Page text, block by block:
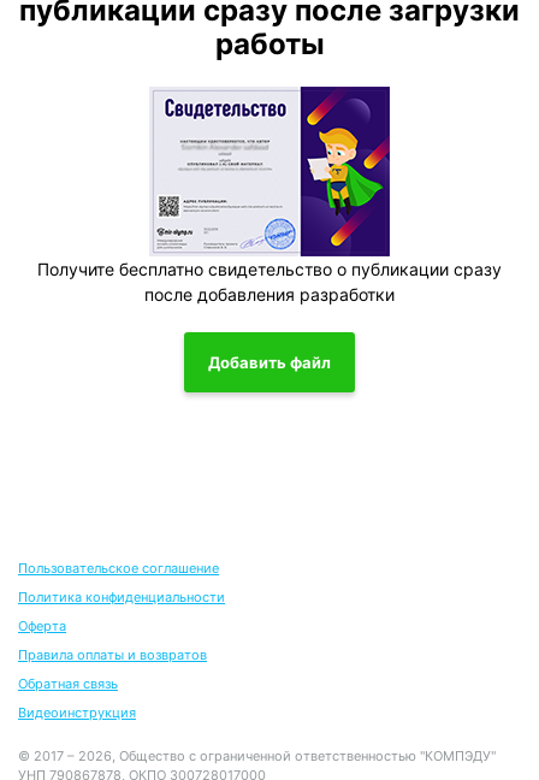
публикации сразу после загрузки
работы
Получите бесплатно свидетельство о публикации сразу
после добавления разработки
Добавить файл
Пользовательское соглашение
Политика конфиденциальности
Оферта
Правила оплаты и возвратов
Обратная связь
Видеоинструкция
© 2017 – 2026, Общество с ограниченной ответственностью "КОМПЭДУ"
УНП 790867878, ОКПО 300728017000